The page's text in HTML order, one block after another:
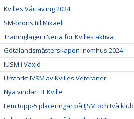
Kvilles Vårtävling 2024
SM-brons till Mikael!
Träningläger i Nerja för Kvilles aktiva
Götalandsmästerskapen Inomhus 2024
IUSM i Växjö
Urstarkt IVSM av Kvilles Veteraner
Nya vindar i IF Kville
Fem topp-5 placeringar på IJSM och två